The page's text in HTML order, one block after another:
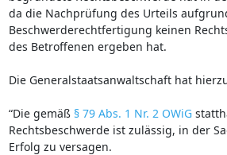
da die Nachprüfung des Urteils
Beschwerderechtfertigung keinen
des Betroffenen ergeben hat.
Die Generalstaatsanwaltschaft hat
“Die gemäß § 79 Abs. 1 Nr. 2 OWiG
Rechtsbeschwerde ist zulässig, in der
Erfolg zu versagen.